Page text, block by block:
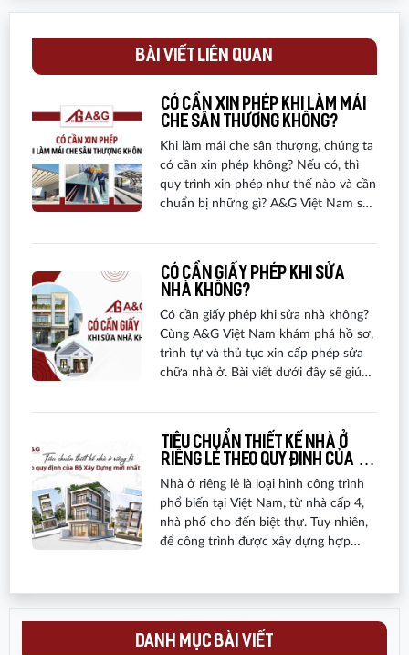
BÀI VIẾT LIÊN QUAN
Có cần xin phép khi làm mái
che sân thượng không?
Khi làm mái che sân thượng, chúng ta
có cần xin phép không? Nếu có, thì
quy trình xin phép như thế nào và cần
chuẩn bị những gì? A&G Việt Nam sẽ
bài viết chi tiết dưới đây.
Có cần giấy phép khi sửa
nhà không?
Có cần giấy phép khi sửa nhà không?
Cùng A&G Việt Nam khám phá hồ sơ,
trình tự và thủ tục xin cấp phép sửa
chữa nhà ở. Bài viết dưới đây sẽ giúp
khi bắt tay vào công việc sửa chữa.
Tiêu chuẩn thiết kế nhà ở
riêng lẻ theo quy định của Bộ
Xây Dựng mới nhất 2026
Nhà ở riêng lẻ là loại hình công trình
phổ biến tại Việt Nam, từ nhà cấp 4,
nhà phố cho đến biệt thự. Tuy nhiên,
để công trình được xây dựng hợp
cũng như quy định xây dựng mới
nhất. Trong bài viết này, hãy cùng tìm
DANH MỤC BÀI VIẾT